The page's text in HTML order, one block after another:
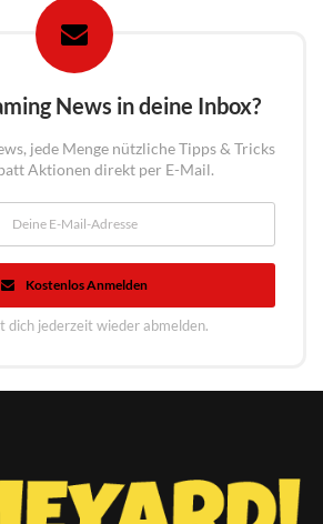
News in deine Inbox?
jede Menge nützliche Tipps & Tricks
Aktionen direkt per E-Mail.
Kostenlos Anmelden
dich jederzeit wieder abmelden.